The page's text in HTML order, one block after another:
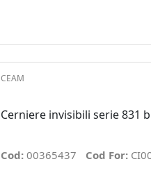
CEAM
Cerniere invisibili serie 831
Cod: 00365437 Cod For: